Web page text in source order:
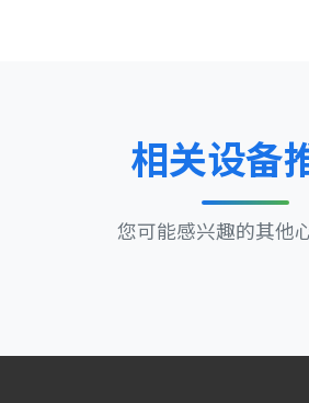
相关设备
您可能感兴趣的其他